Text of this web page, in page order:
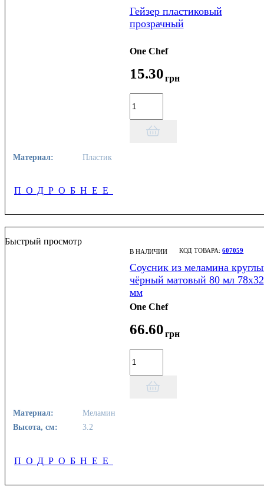
Гейзер пластиковый
прозрачный
One Chef
15.30грн
Материал: Пластик
ПОДРОБНЕЕ
Быстрый просмотр
В НАЛИЧИИ 607059
Соусник из меламина
чёрный матовый 80 мл 78х32
мм
One Chef
66.60грн
Материал:
Меламин
Высота, см:
3.2
ПОДРОБНЕЕ